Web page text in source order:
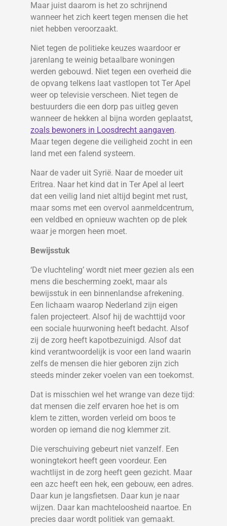
Maar juist daarom is het zo schrijnend
wanneer het zich keert tegen mensen die het
niet hebben veroorzaakt.
Niet tegen de politieke keuzes waardoor er
jarenlang te weinig betaalbare woningen
werden gebouwd. Niet tegen een overheid die
de opvang telkens laat vastlopen tot Ter Apel
weer op televisie verscheen. Niet tegen de
bestuurders die een dorp pas uitleg geven
wanneer de hekken al bijna worden geplaatst,
zoals bewoners in Loosdrecht aangaven.
Maar tegen degene die veiligheid zocht in een
land met een falend systeem.
Naar de vader uit Syrië. Naar de moeder uit
Eritrea. Naar het kind dat in Ter Apel al leert
dat een veilig land niet altijd begint met rust,
maar soms met een overvol aanmeldcentrum,
een veldbed en opnieuw wachten op de plek
waar je morgen heen moet.
Bewijsstuk
‘De vluchteling’ wordt niet meer gezien als een
mens die bescherming zoekt, maar als
bewijsstuk in een binnenlandse afrekening.
Een lichaam waarop Nederland zijn eigen
falen projecteert. Alsof hij de wachttijd voor
een sociale huurwoning heeft bedacht. Alsof
zij de zorg heeft kapotbezuinigd. Alsof dat
kind verantwoordelijk is voor een land waarin
zelfs de mensen die hier geboren zijn zich
steeds minder zeker voelen van een toekomst.
Dat is misschien wel het wrange van deze tijd:
dat mensen die zelf ervaren hoe het is om
klem te zitten, worden verleid om boos te
worden op iemand die nog klemmer zit.
Die verschuiving gebeurt niet vanzelf. Een
woningtekort heeft geen voordeur. Een
wachtlijst in de zorg heeft geen gezicht. Maar
een azc heeft een hek, een gebouw, een adres.
Daar kun je langsfietsen. Daar kun je naar
wijzen. Daar kan machteloosheid naartoe. En
precies daar wordt politiek van gemaakt.